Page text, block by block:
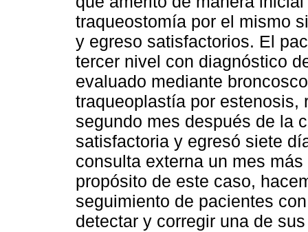
traqueostomía por el mismo
y egreso satisfactorios. El
tercer nivel con diagnóstico
evaluado mediante
traqueoplastía por
segundo mes después de la
satisfactoria y egresó siete
consulta externa un mes
propósito de este caso,
seguimiento de pacientes
detectar y corregir una de